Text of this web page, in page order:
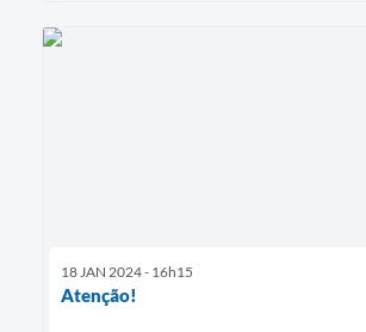
18 JAN 2024 - 16h15
Atenção!